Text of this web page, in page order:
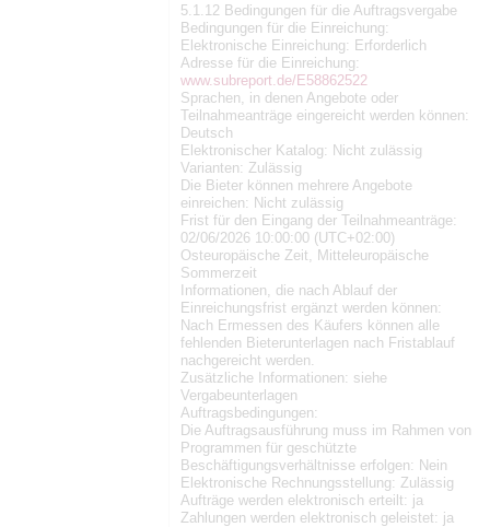
5.1.12 Bedingungen für die Auftragsvergabe
Bedingungen für die Einreichung:
Elektronische Einreichung: Erforderlich
Adresse für die Einreichung:
www.subreport.de/E58862522
Sprachen, in denen Angebote oder
Teilnahmeanträge eingereicht werden können:
Deutsch
Elektronischer Katalog: Nicht zulässig
Varianten: Zulässig
Die Bieter können mehrere Angebote
einreichen: Nicht zulässig
Frist für den Eingang der Teilnahmeanträge:
02/06/2026 10:00:00 (UTC+02:00)
Osteuropäische Zeit, Mitteleuropäische
Sommerzeit
Informationen, die nach Ablauf der
Einreichungsfrist ergänzt werden können:
Nach Ermessen des Käufers können alle
fehlenden Bieterunterlagen nach Fristablauf
nachgereicht werden.
Zusätzliche Informationen: siehe
Vergabeunterlagen
Auftragsbedingungen:
Die Auftragsausführung muss im Rahmen von
Programmen für geschützte
Beschäftigungsverhältnisse erfolgen: Nein
Elektronische Rechnungsstellung: Zulässig
Aufträge werden elektronisch erteilt: ja
Zahlungen werden elektronisch geleistet: ja